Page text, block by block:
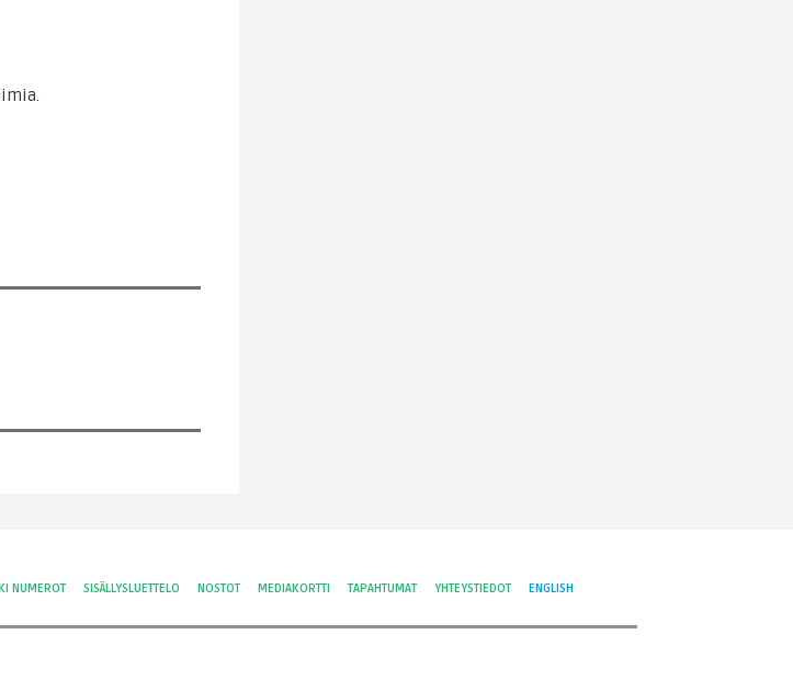
NUMEROT SISÄLLYSLUETTELO NOSTOT MEDIAKORTTI TAPAHTUMAT YHTEYSTIEDOT ENGLISH